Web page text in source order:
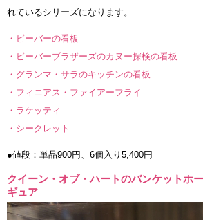
れているシリーズになります。
・ビーバーの看板
・ビーバーブラザーズのカヌー探検の看板
・グランマ・サラのキッチンの看板
・フィニアス・ファイアーフライ
・ラケッティ
・シークレット
●値段：単品900円、6個入り5,400円
クイーン・オブ・ハートのバンケットホ
ギュア